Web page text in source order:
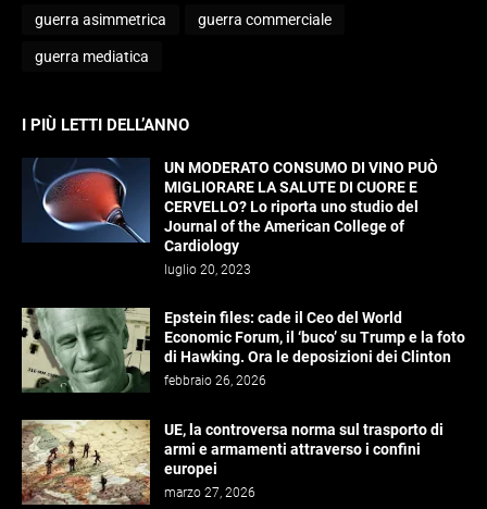
guerra asimmetrica guerra commerciale
guerra mediatica
I PIÙ LETTI DELL’ANNO
UN MODERATO CONSUMO DI VINO PUÒ
MIGLIORARE LA SALUTE DI CUORE E
CERVELLO? Lo riporta uno studio del
Journal of the American College of
Cardiology
luglio 20, 2023
Epstein files: cade il Ceo del World
Economic Forum, il ‘buco’ su Trump e la foto
di Hawking. Ora le deposizioni dei Clinton
febbraio 26, 2026
UE, la controversa norma sul trasporto di
armi e armamenti attraverso i confini
europei
marzo 27, 2026